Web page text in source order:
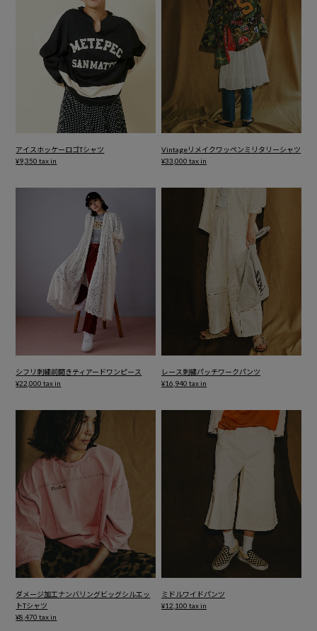
アイスホッケーロゴTシャツ
¥9,350 tax in
Vintageリメイクワッペンミリタリーシャツ
¥33,000 tax in
シフリ刺繍前開きティアードワンピース
¥22,000 tax in
レース刺繍パッチワークパンツ
¥16,940 tax in
ダメージ加工ナンバリングビッグシルエッ
トTシャツ
¥8,470 tax in
ミドルワイドパンツ
¥12,100 tax in